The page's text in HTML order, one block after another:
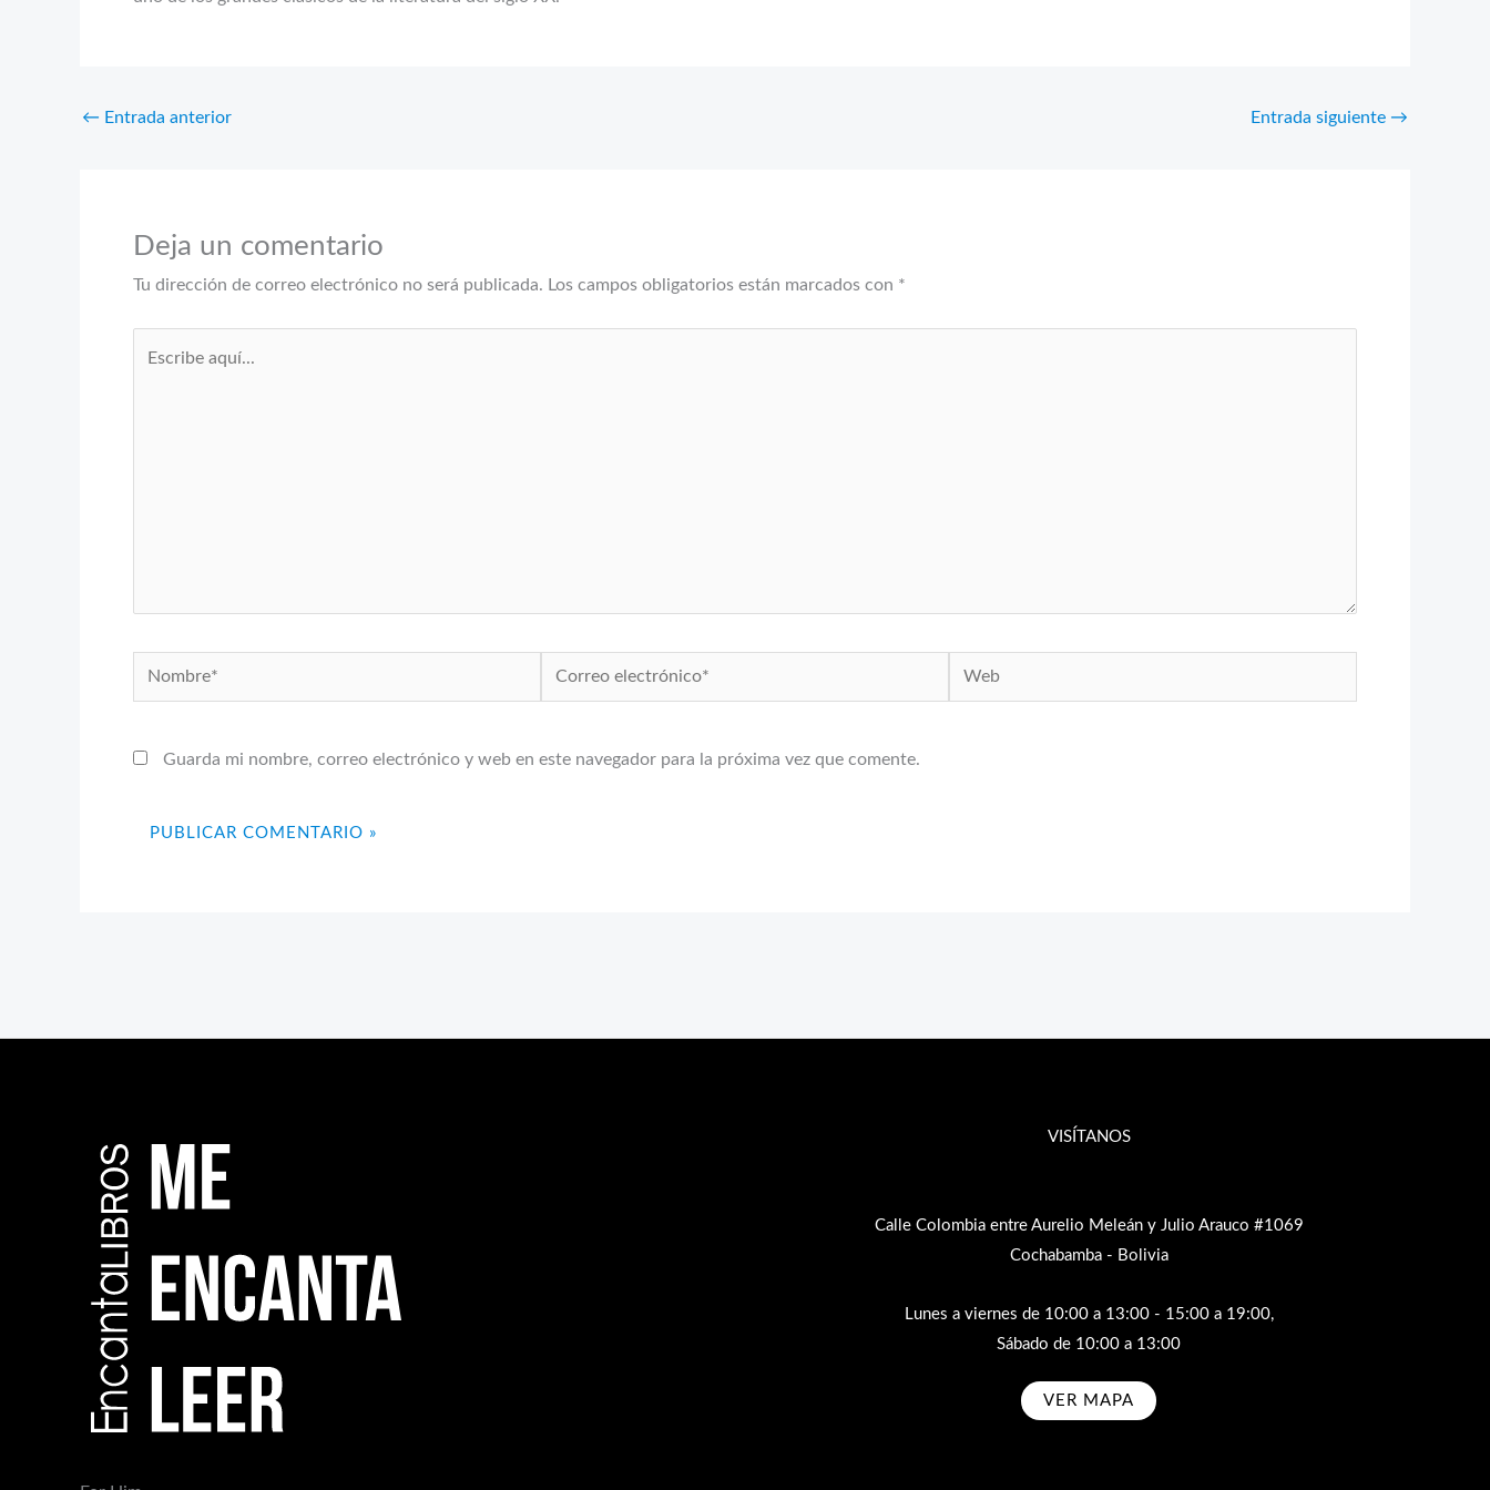
← Entrada anterior Entrada siguiente →
Deja un comentario
Tu dirección de correo electrónico no será publicada. Los campos obligatorios están marcados con *
Nombre*
Correo
electrónico*
Web
Guarda mi nombre, correo electrónico y web en este navegador para la próxima vez que comente.
VISÍTANOS
Calle Colombia entre Aurelio Meleán y Julio Arauco #1069
Cochabamba - Bolivia
Lunes a viernes de 10:00 a 13:00 - 15:00 a 19:00,
Sábado de 10:00 a 13:00
VER MAPA